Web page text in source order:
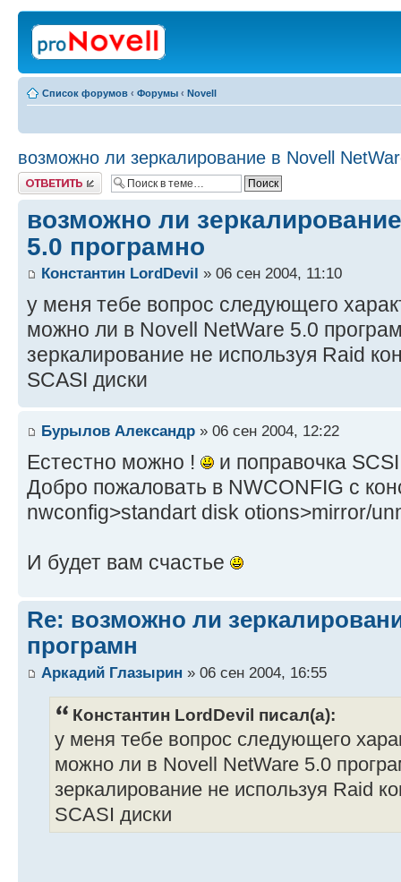
Список форумов ‹ Форумы ‹ Novell
возможно ли зеркалирование в Novell
Ответить
возможно ли
5.0 програмно
Константин LordDevil » 06 сен 2004, 11:10
у меня тебе вопрос следующего
можно ли в Novell NetWare 5.0
зеркалирование не используя Raid
SCASI диски
Бурылов Александр » 06 сен 2004, 12:22
Естестно можно !
и поправочка
Добро пожаловать в NWCONFIG c
nwconfig>standart disk otions>mirror/
И будет вам счастье
Re: возможно ли
програмн
Аркадий Глазырин » 06 сен 2004, 16:55
Константин LordDevil писал(а):
у меня тебе вопрос следующего
можно ли в Novell NetWare 5.0
зеркалирование не используя Raid
SCASI диски